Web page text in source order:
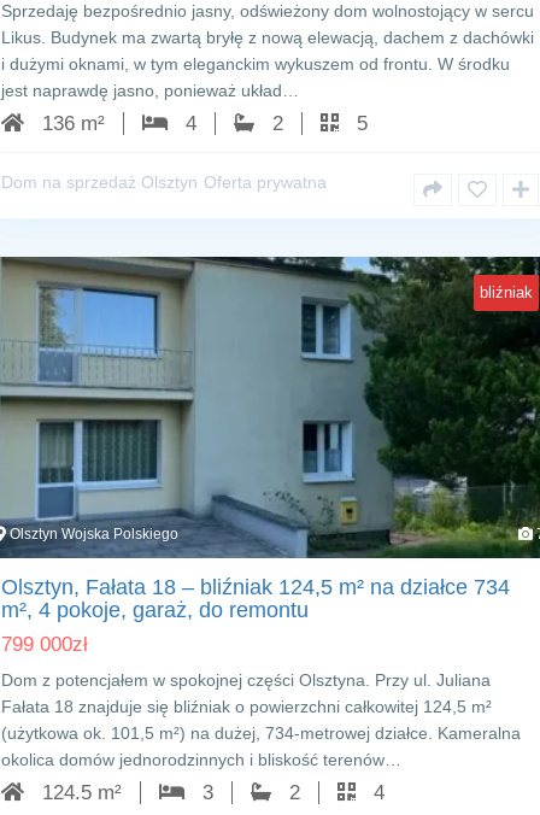
Sprzedaję bezpośrednio jasny, odświeżony dom wolnostojący w sercu
Likus. Budynek ma zwartą bryłę z nową elewacją, dachem z dachówki
i dużymi oknami, w tym eleganckim wykuszem od frontu. W środku
jest naprawdę jasno, ponieważ układ…
136 m² 4 2 5
Dom na sprzedaż Olsztyn Oferta prywatna
bliźniak
Olsztyn Wojska Polskiego
Olsztyn, Fałata 18 – bliźniak 124,5 m² na działce 734
m², 4 pokoje, garaż, do remontu
799 000zł
Dom z potencjałem w spokojnej części Olsztyna. Przy ul. Juliana
Fałata 18 znajduje się bliźniak o powierzchni całkowitej 124,5 m²
(użytkowa ok. 101,5 m²) na dużej, 734‑metrowej działce. Kameralna
okolica domów jednorodzinnych i bliskość terenów…
124.5 m² 3 2 4